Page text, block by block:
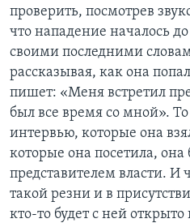
проверить, посмотрев
что нападение началось
своими последними
рассказывая, как она
пишет: «Меня встретил
был все время со мной».
интервью, которые она
которые она посетила, она
представителем власти. И
такой резни и в
кто-то будет с ней